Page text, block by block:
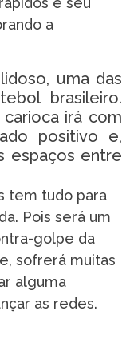
a
uma das
brasileiro.
irá com
positivo e,
espaços entre
tem tudo para
Pois será um
golpe da
sofrerá muitas
alguma
as redes.